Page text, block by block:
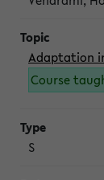
Adaptation
Course
S